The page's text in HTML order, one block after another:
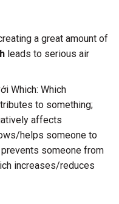
a great amount of
leads to serious air
Which: Which
to something;
affects
helps someone to
someone from
increases/reduces